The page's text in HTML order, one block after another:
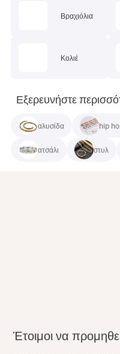
Βραχιόλια
Κολιέ
Εξερευνήστε
αλυσίδα hip
ατσάλι στυλ
Έτοιμοι να